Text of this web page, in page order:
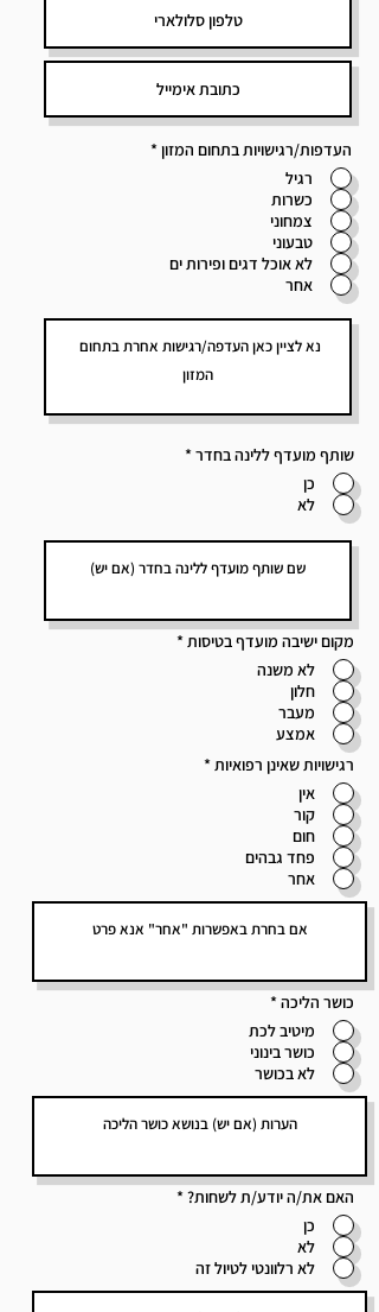
העדפות/רגישויות בתחום המזון*
רגיל
כשרות
צמחוני
טבעוני
לא אוכל דגים ופירות ים
אחר
שותף מועדף ללינה בחדר*
כן
לא
מקום ישיבה מועדף בטיסות*
לא משנה
חלון
מעבר
אמצע
רגישויות שאינן רפואיות*
אין
קור
חום
פחד גבהים
אחר
כושר הליכה*
מיטיב לכת
כושר בינוני
לא בכושר
האם את/ה יודע/ת לשחות?*
כן
לא
לא רלוונטי לטיול זה